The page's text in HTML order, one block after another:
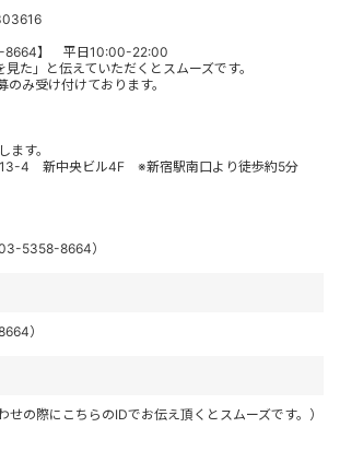
8664】 平日10:00-22:00
た」と伝えていただくとスムーズです。
み受け付けております。
ます。
13-4 新中央ビル4F ※新宿駅南口より徒歩約5分
5358-8664）
）
の際にこちらのIDでお伝え頂くとスムーズです。）